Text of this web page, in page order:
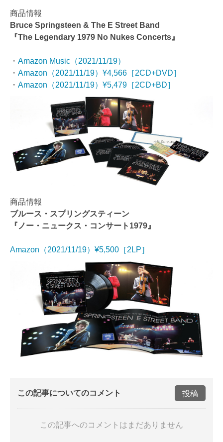
商品情報
Bruce Springsteen & The E Street Band
『The Legendary 1979 No Nukes Concerts』
・ Amazon Music（2021/11/19）
・ Amazon（2021/11/19）¥4,566［2CD+DVD］
・ Amazon（2021/11/19）¥5,479［2CD+BD］
商品情報
ブルース・スプリングスティーン
『ノー・ニュークス・コンサート1979』
Amazon（2021/11/19）¥5,500［2LP］
この記事についてのコメント 投稿
この記事へのコメントはまだありません